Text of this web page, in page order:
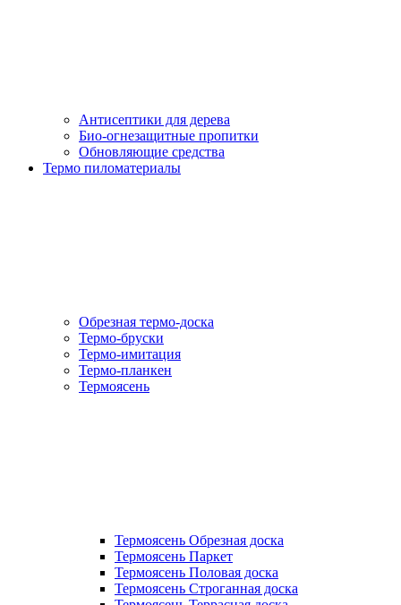
Антисептики для дерева
Био-огнезащитные пропитки
Обновляющие средства
Термо пиломатериалы
Обрезная термо-доска
Термо-бруски
Термо-имитация
Термо-планкен
Термоясень
Термоясень Обрезная доска
Термоясень Паркет
Термоясень Половая доска
Термоясень Строганная доска